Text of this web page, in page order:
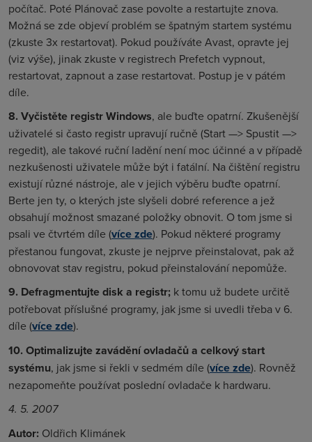
počítač. Poté Plánovač zase povolte a restartujte znova.
Možná se zde objeví problém se špatným startem systému
(zkuste 3x restartovat). Pokud používáte Avast, opravte jej
(viz výše), jinak zkuste v registrech Prefetch vypnout,
restartovat, zapnout a zase restartovat. Postup je v pátém
díle.
8. Vyčistěte registr Windows, ale buďte opatrní. Zkušenější
uživatelé si často registr upravují ručně (Start —> Spustit —>
regedit), ale takové ruční ladění není moc účinné a v případě
nezkušenosti uživatele může být i fatální. Na čištění registru
existují různé nástroje, ale v jejich výběru buďte opatrní.
Berte jen ty, o kterých jste slyšeli dobré reference a jež
obsahují možnost smazané položky obnovit. O tom jsme si
psali ve čtvrtém díle (více zde). Pokud některé programy
přestanou fungovat, zkuste je nejprve přeinstalovat, pak až
obnovovat stav registru, pokud přeinstalování nepomůže.
9. Defragmentujte disk a registr; k tomu už budete určitě
potřebovat příslušné programy, jak jsme si uvedli třeba v 6.
díle (více zde).
10. Optimalizujte zavádění ovladačů a celkový start
systému, jak jsme si řekli v sedmém díle (více zde). Rovněž
nezapomeňte používat poslední ovladače k hardwaru.
4. 5. 2007
Autor: Oldřich Klimánek